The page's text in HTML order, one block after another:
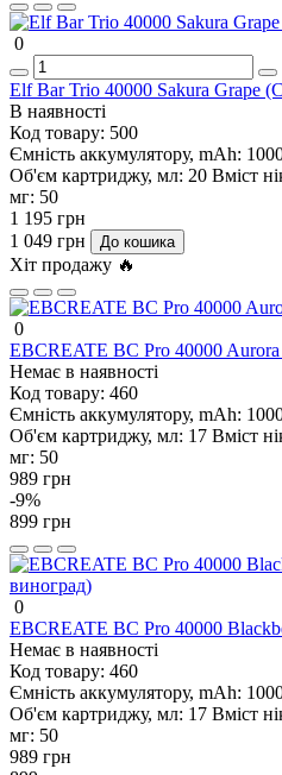
0
Elf Bar Trio 40000 Sakura Grape
В наявності
Код товару: 500
Ємність аккумулятору, mAh:
Об'єм картриджу, мл: 20 Вміст
мг: 50
1 195 грн
1 049 грн
До кошика
Хіт продажу 🔥
0
EBCREATE BC Pro 40000
Немає в наявності
Код товару: 460
Ємність аккумулятору, mAh:
Об'єм картриджу, мл: 17 Вміст
мг: 50
989 грн
-9%
899 грн
0
EBCREATE BC Pro 40000
Немає в наявності
Код товару: 460
Ємність аккумулятору, mAh:
Об'єм картриджу, мл: 17 Вміст
мг: 50
989 грн